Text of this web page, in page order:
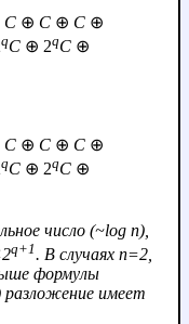
C ⊕ C ⊕ C ⊕
qC ⊕ 2qC ⊕
C ⊕ C ⊕ C ⊕
qC ⊕ 2qC ⊕
число (~log n),
q+1. В случаях n=2,
формулы
разложение имеет